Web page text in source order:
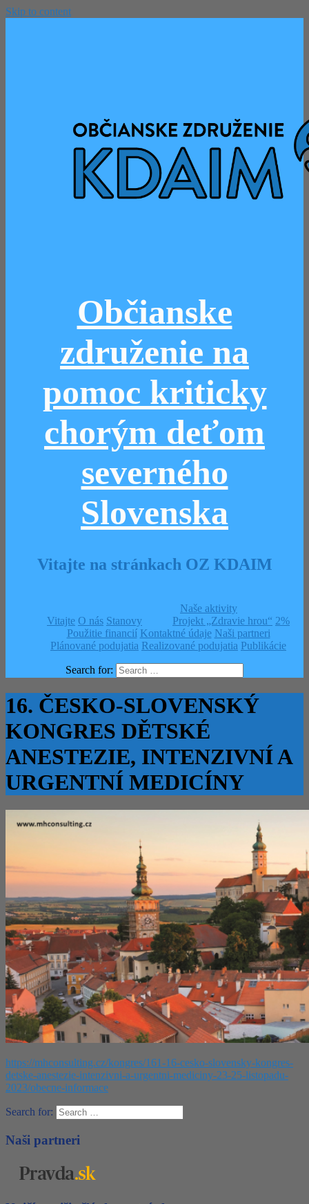
Skip to content
Občianske
združenie na
pomoc kriticky
chorým deťom
severného
Slovenska
Vitajte na stránkach OZ KDAIM
Vitajte O nás Stanovy
Naše aktivity
Projekt „Zdravie hrou“ 2%
Použitie financií Kontaktné údaje Naši partneri
Plánované podujatia Realizované podujatia Publikácie
Search for:
16. ČESKO-SLOVENSKÝ
KONGRES DĚTSKÉ
ANESTEZIE, INTENZIVNÍ A
URGENTNÍ MEDICÍNY
https://mhconsulting.cz/kongres/161-16-cesko-slovensky-kongres-
detske-anestezie-intenzivni-a-urgentni-mediciny-23-25-listopadu-
2023/obecne-informace
Search for:
Naši partneri